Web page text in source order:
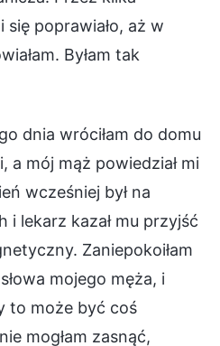
poprawiało, aż w
Byłam tak
dnia wróciłam do domu
a mój mąż powiedział mi
wcześniej był na
i lekarz kazał mu przyjść
Zaniepokoiłam
mojego męża, i
to może być coś
mogłam zasnąć,